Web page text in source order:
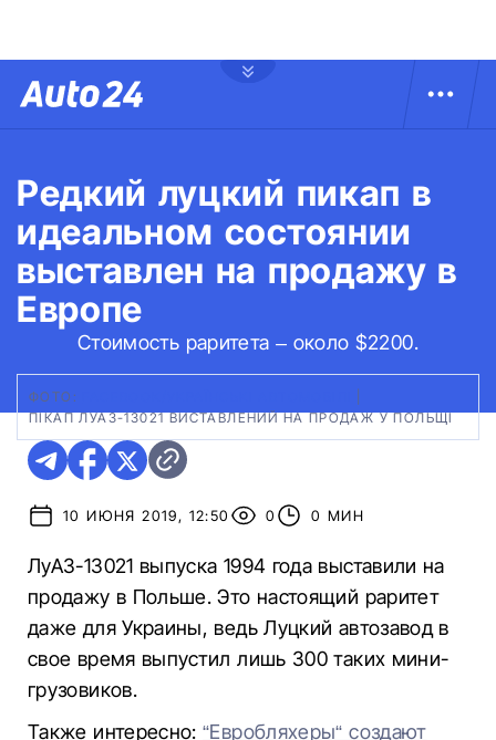
Редкий луцкий пикап в
идеальном состоянии
выставлен на продажу в
Европе
Стоимость раритета – около $2200.
ФОТО:
ПІКАП ЛУАЗ-13021 ВИСТАВЛЕНИЙ НА ПРОДАЖ У ПОЛЬЩІ
10 ИЮНЯ 2019, 12:50 0 0 МИН
ЛуАЗ-13021 выпуска 1994 года выставили на
продажу в Польше. Это настоящий раритет
даже для Украины, ведь Луцкий автозавод в
свое время выпустил лишь 300 таких мини-
грузовиков.
Также интересно:“Евробляхеры“ создают